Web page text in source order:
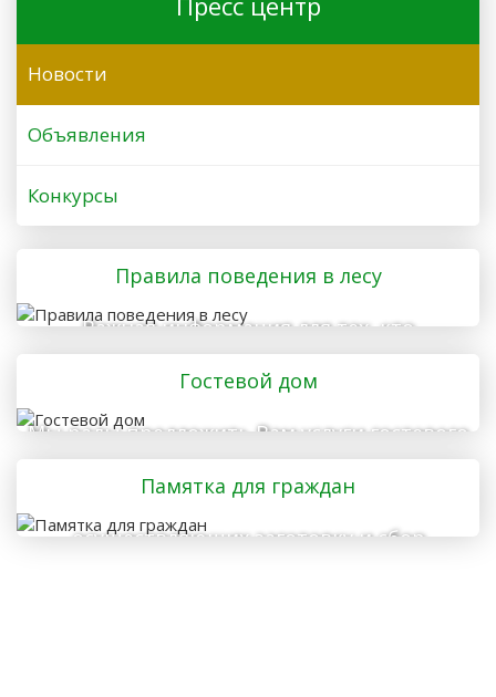
Новости
Объявления
Конкурсы
Правила поведения в лесу
Важная информация для тех, кто
отправляется в лес
Гостевой дом
Мы рады предложить Вам услуги гостевого
дома
Памятка для граждан
осуществляющих заготовку и сбор